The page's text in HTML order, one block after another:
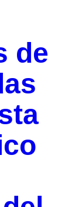
de